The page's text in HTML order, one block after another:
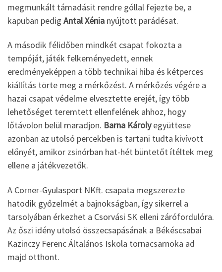
megmunkált támadásit rendre góllal fejezte be, a
kapuban pedig Antal Xénia nyújtott parádésat.
A második félidőben mindkét csapat fokozta a
tempóját, játék felkeményedett, ennek
eredményeképpen a több technikai hiba és kétperces
kiállítás törte meg a mérkőzést. A mérkőzés végére a
hazai csapat védelme elvesztette erejét, így több
lehetőséget teremtett ellenfelének ahhoz, hogy
lőtávolon belül maradjon. Barna Károlyegyüttese
azonban az utolsó percekben is tartani tudta kivívott
előnyét, amikor zsinórban hat-hét büntetőt ítéltek meg
ellene a játékvezetők.
A Corner-Gyulasport NKft. csapata megszerezte
hatodik győzelmét a bajnokságban, így sikerrel a
tarsolyában érkezhet a Csorvási SK elleni zárófordulóra.
Az őszi idény utolsó összecsapásának a Békéscsabai
Kazinczy Ferenc Általános Iskola tornacsarnoka ad
majd otthont.